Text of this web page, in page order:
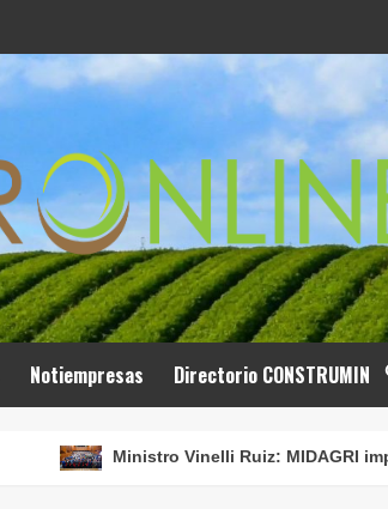
Notiempresas Directorio CONSTRUMIN
Ministro Vinelli Ruiz: MIDAGRI impulsará